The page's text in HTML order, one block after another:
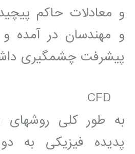
و معادلات حاکم
و مھندسان در آمده
پيشرفت چشمگيری
به طور کلی
پديده فيزيکی به